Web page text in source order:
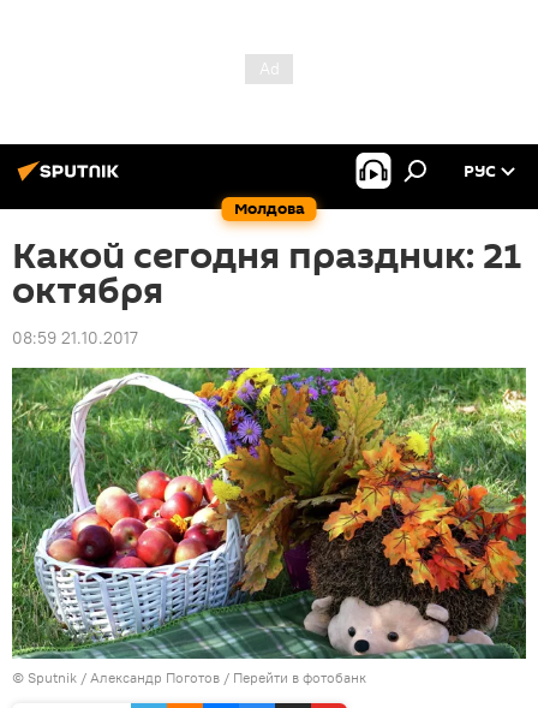
Молдова
РУС
Какой сегодня праздник: 21
октября
08:59 21.10.2017
© Sputnik / Александр Поготов / Перейти в фотобанк